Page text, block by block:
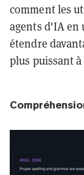
comment les
agents d'IA en
étendre
plus puissant